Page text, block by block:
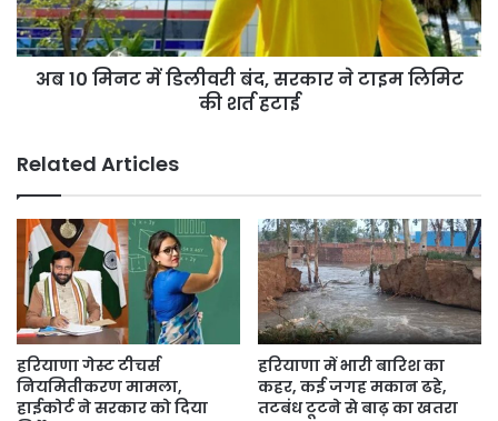
सरकार
ने
टाइम
लिमिटअब 10 मिनट में डिलीवरी बंद, सरकार ने टाइम लिमिट
की शर्त हटाई
Related Articles
हरियाणा गेस्ट टीचर्स
नियमितीकरण मामला,
हाईकोर्ट ने सरकार को दिया
हरियाणा में भारी बारिश का
कहर, कई जगह मकान ढहे,
तटबंध टूटने से बाढ़ का खतरा